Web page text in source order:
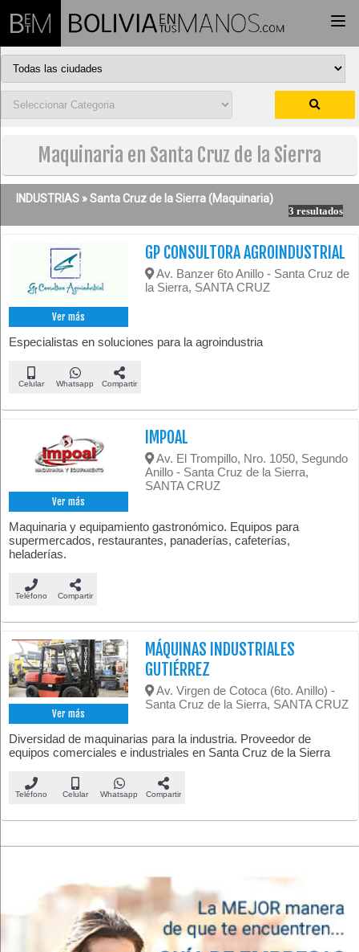
Maquinaria en Santa Cruz de la Sierra
INDUSTRIAS »Santa Cruz de la Sierra (Maquinaria)
3 resultados
Ver más
GP CONSULTORA AGROINDUSTRIAL
Av. Banzer 6to Anillo - Santa Cruz de
la Sierra, SANTA CRUZ
Especialistas en soluciones para la agroindustria
Celular Whatsapp Compartir
Ver más
IMPOAL
Av. El Trompillo, Nro. 1050, Segundo
Anillo - Santa Cruz de la Sierra,
SANTA CRUZ
Maquinaria y equipamiento gastronómico. Equipos para
supermercados, restaurantes, panaderías, cafeterías,
heladerías.
Teléfono Compartir
Ver más
MÁQUINAS INDUSTRIALES
GUTIÉRREZ
Av. Virgen de Cotoca (6to. Anillo) -
Santa Cruz de la Sierra, SANTA CRUZ
Diversidad de maquinarias para la industria. Proveedor de
equipos comerciales e industriales en Santa Cruz de la Sierra
Teléfono Celular Whatsapp Compartir